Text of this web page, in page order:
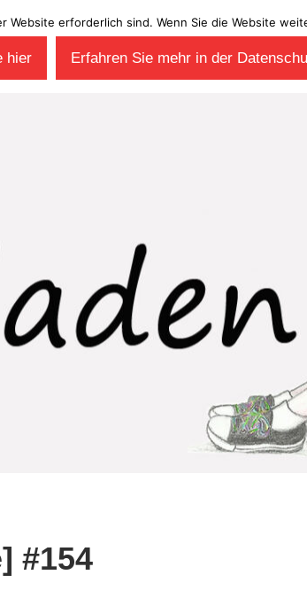
#154
erforderlich sind. Wenn Sie die Website
hier Erfahren Sie mehr in der